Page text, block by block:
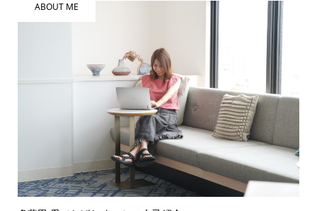
ABOUT ME